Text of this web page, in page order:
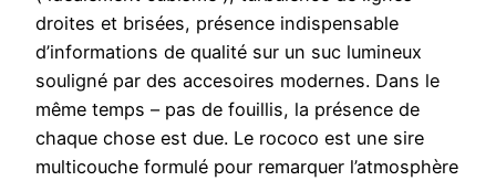
droites et brisées, présence indispensable
d’informations de qualité sur un suc lumineux
souligné par des accesoires modernes. Dans le
même temps – pas de fouillis, la présence de
chaque chose est due. Le rococo est une sire
multicouche formulé pour remarquer l’atmosphère